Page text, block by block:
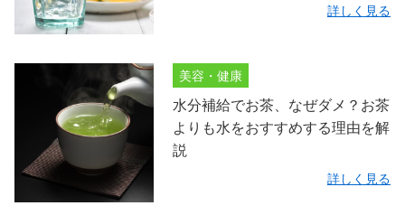
詳しく見る
美容・健康
水分補給でお茶、なぜダメ？お茶
よりも水をおすすめする理由を解
説
詳しく見る